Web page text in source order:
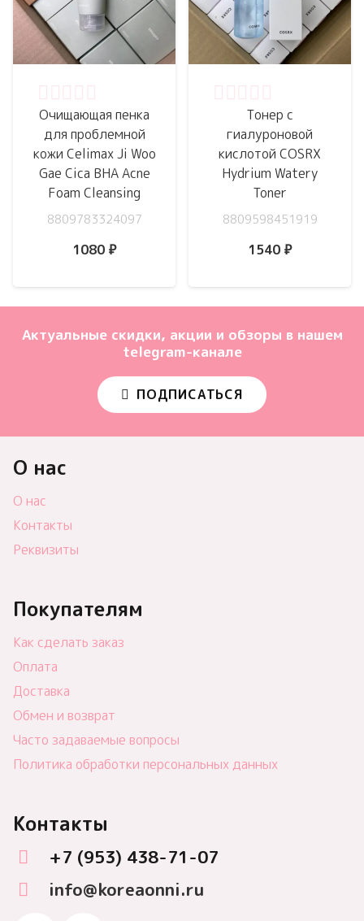
Очищающая пенка
для проблемной
кожи Celimax Ji Woo
Gae Cica BHA Acne
Foam Cleansing
8809783324097
1080 ₽
Тонер с
гиалуроновой
кислотой COSRX
Hydrium Watery
Toner
8809598451919
1540 ₽
Актуальные скидки, акции и обзоры в нашем
telegram-канале
ПОДПИСАТЬСЯ
О нас
О нас
Контакты
Реквизиты
Покупателям
Как сделать заказ
Оплата
Доставка
Обмен и возврат
Часто задаваемые вопросы
Политика обработки персональных данных
Контакты
+7 (953) 438-71-07
info@koreaonni.ru